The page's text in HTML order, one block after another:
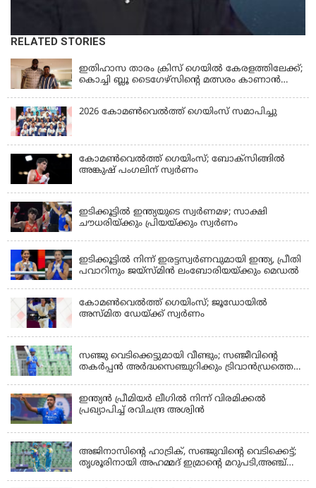
RELATED STORIES
KERALA
ഇതിഹാസ താരം ക്രിസ് ഗെയിൽ കേരളത്തിലേക്ക്;
കൊച്ചി ബ്ലൂ ടൈഗേഴ്സിന്റെ മത്സരം കാണാൻ
2026 കോമണ്‍വെല്‍ത്ത് ഗെയിംസ് സമാപിച്ചു
കോമണ്‍വെല്‍ത്ത് ഗെയിംസ്; ബോക്‌സിങ്ങില്‍
അങ്കുഷ് പംഗലിന് സ്വര്‍ണം
ഇടിക്കൂട്ടിൽ ഇന്ത്യയുടെ സ്വർണമഴ; സാക്ഷി
ചൗധരിയ്ക്കും പ്രിയയ്ക്കും സ്വർണം
ഇടിക്കൂട്ടിൽ നിന്ന് ഇരട്ടസ്വർണവുമായി ഇന്ത്യ, പ്രീതി
പവാറിനും ജയ്സ്മിന്‍ ലംബോരിയയ്ക്കും മെഡൽ
കോമണ്‍വെല്‍ത്ത് ഗെയിംസ്; ജൂഡോയിൽ
അസ്മിത ഡേയ്ക്ക് സ്വർണം
സഞ്ജു വെടിക്കെട്ടുമായി വീണ്ടും; സഞ്ജീവിന്‍റെ
തകർപ്പൻ അർദ്ധസെഞ്ചുറിക്കും ട്രിവാൻഡ്രത്തെ
ഇന്ത്യന്‍ പ്രീമിയര്‍ ലീഗില്‍ നിന്ന് വിരമിക്കല്‍
പ്രഖ്യാപിച്ച് രവിചന്ദ്ര അശ്വിന്‍
അജിനാസിന്റെ ഹാട്രിക്, സഞ്ജുവിന്റെ വെടിക്കെട്ട്;
തൃശൂരിനായി അഹമ്മദ് ഇമ്രാന്റെ മറുപടി,അഞ്ച്